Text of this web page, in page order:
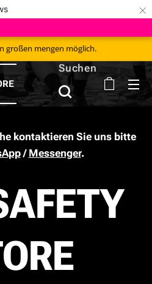
×
großen mengen möglich.
Suchen
kontaktieren Sie uns bitte
/ Messenger.